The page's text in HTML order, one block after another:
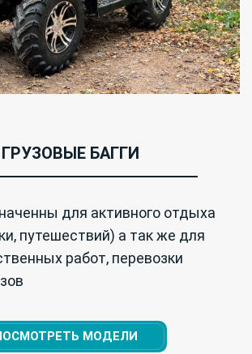
ГРУЗОВЫЕ БАГГИ
для активного отдыха
путешествий) а так же для
работ, перевозки
МОДЕЛИ